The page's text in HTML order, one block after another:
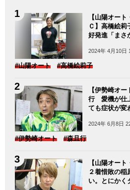
【山陽オー
Ｃ】高橋絵莉
好発進「まさ
2024年 4月10日
#山陽オート #高橋絵莉子
【伊勢崎オ
行 愛機が仕
ても症状が変
2024年 6月8日
#伊勢崎オート #森且行
【山陽オー
２着惜敗の稲
い。とにかく